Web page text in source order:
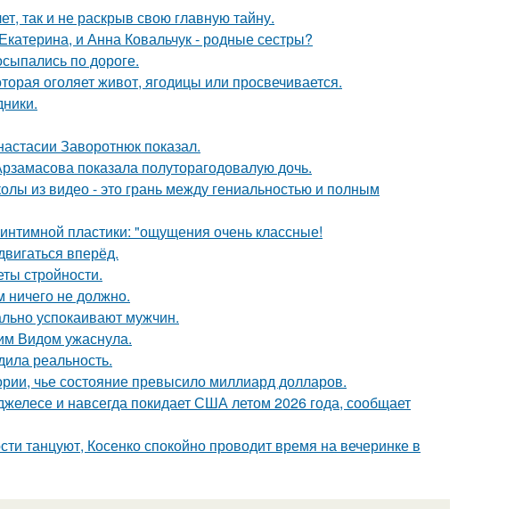
так и не раскрыв свою главную тайну.
и Анна Ковальчук - родные сестры?
по дороге.
оголяет живот, ягодицы или просвечивается.
Заворотнюк показал.
показала полуторагодовалую дочь.
из видео - это грань между гениальностью и полным
пластики: "ощущения очень классные!
вперёд.
стройности.
ничего не должно.
успокаивают мужчин.
Видом ужаснула.
реальность.
чье состояние превысило миллиард долларов.
и навсегда покидает США летом 2026 года, сообщает
танцуют, Косенко спокойно проводит время на вечеринке в